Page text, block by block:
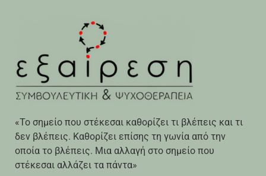
«Το σημείο που στέκεσαι καθορίζει τι βλέπεις και τι
δεν βλέπεις. Καθορίζει επίσης τη γωνία από την
οποία το βλέπεις. Μια αλλαγή στο σημείο που
στέκεσαι αλλάζει τα πάντα»